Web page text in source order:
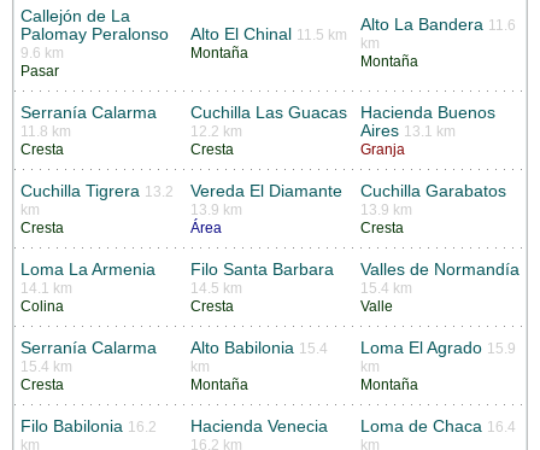
Callejón de La
Palomay Peralonso
9.6 km
Pasar
Alto El Chinal
11.5 km
Montaña
Alto La Bandera 11.6
km
Montaña
Serranía Calarma
11.8 km
Cresta
Cuchilla Las Guacas
12.2 km
Cresta
Hacienda Buenos
Aires 13.1 km
Granja
Cuchilla Tigrera 13.2
km
Cresta
Vereda El Diamante
13.9 km
Área
Cuchilla Garabatos
13.9 km
Cresta
Loma La Armenia
14.1 km
Colina
Filo Santa Barbara
14.5 km
Cresta
Valles de Normandía
15.4 km
Valle
Serranía Calarma
15.4 km
Cresta
Alto Babilonia 15.4
km
Montaña
Loma El Agrado 15.9
km
Montaña
Filo Babilonia 16.2
km
Hacienda Venecia
16.2 km
Loma de Chaca 16.4
km